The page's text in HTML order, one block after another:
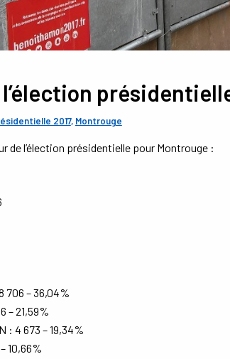
2017, Montrouge
de l’élection présidentielle pour Montrouge :
706 – 36,04%
– 21,59%
: 4 673 – 19,34%
10,66%